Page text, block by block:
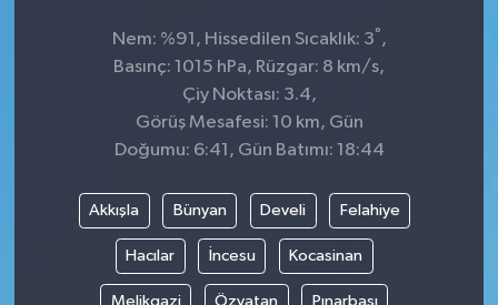
Nem: %91, Hissedilen Sıcaklık: 3° ,
Basınç: 1015 hPa, Rüzgar: 8 km/s,
Çiy Noktası: 3.4,
Görüş Mesafesi: 10 km, Gün
Doğumu: 6:41, Gün Batımı: 18:44
Akkışla Bünyan Develi Felahiye
Hacılar İncesu Kocasinan
Melikgazi Özvatan Pınarbaşı